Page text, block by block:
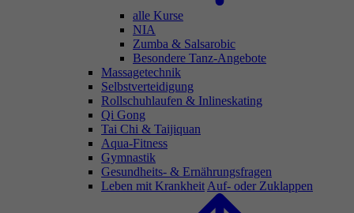
alle Kurse
NIA
Zumba & Salsarobic
Besondere Tanz-Angebote
Massagetechnik
Selbstverteidigung
Rollschuhlaufen & Inlineskating
Qi Gong
Tai Chi & Taijiquan
Aqua-Fitness
Gymnastik
Gesundheits- & Ernährungsfragen
Leben mit Krankheit Auf- oder Zuklappen